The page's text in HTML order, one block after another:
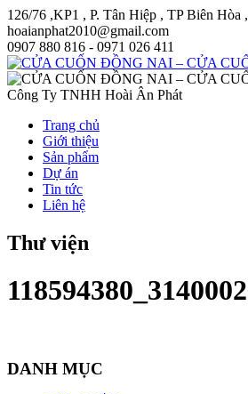
126/76 ,KP1 , P. Tân Hiệp , TP Biên Hòa
hoaianphat2010@gmail.com
0907 880 816 - 0971 026 411
Công Ty TNHH Hoài Ân Phát
Trang chủ
Giới thiệu
Sản phẩm
Dự án
Tin tức
Liên hệ
Thư viện
DANH MỤC